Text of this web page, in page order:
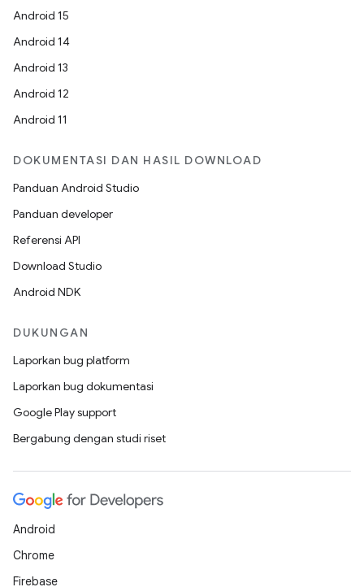
Android 15
Android 14
Android 13
Android 12
Android 11
DOKUMENTASI DAN HASIL DOWNLOAD
Panduan Android Studio
Panduan developer
Referensi API
Download Studio
Android NDK
DUKUNGAN
Laporkan bug platform
Laporkan bug dokumentasi
Google Play support
Bergabung dengan studi riset
Android
Chrome
Firebase